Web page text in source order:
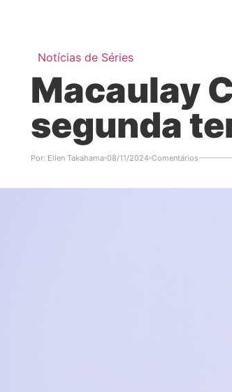
Notícias de Séries
Macaulay
segunda
Por: Ellen Takahama 08/11/2024 Comentários